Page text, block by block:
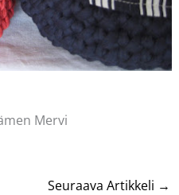
Mervi
Seuraava Artikkeli →